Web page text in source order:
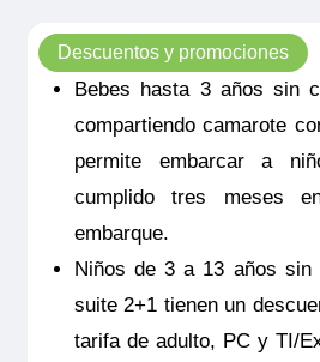
RiverSide
Melody Suite – Puente
Descuentos y promociones
Bebes hasta 3 años sin
compartiendo camarote
permite embarcar a
cumplido tres meses
embarque.
Niños de 3 a 13 años sin
suite 2+1 tienen un
tarifa de adulto, PC y TI/